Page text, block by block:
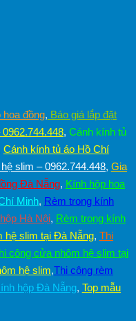
hoa đồng, Báo giá lắp đặt
, Cánh kính tủ
Cánh kính tủ áo Hồ Chí
slim – 0962.744.448, Gia
Đà Nẵng, Kính hộp hoa
Minh, Rèm trong kính
Hà Nội, Rèm trong kính
hệ slim tại Đà Nẵng, Thi
công cửa nhôm hệ slim tại
hệ slim,Thi công rèm
hộp Đà Nẵng, Top mẫu